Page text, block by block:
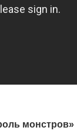
монстров»